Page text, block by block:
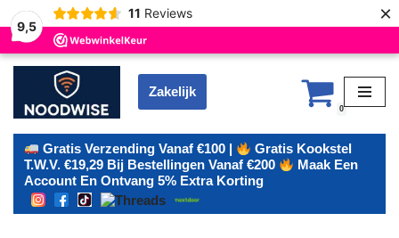
9,5
11 Reviews ×
Ga
naar
de
inhoud
Zakelijk
0
Gratis Verzending Vanaf €100 |
Gratis Kookstel
T.w.v. €19,29 Bij Bestellingen Vanaf €200
Maak Een
Account En Ontvang 5% Extra Korting